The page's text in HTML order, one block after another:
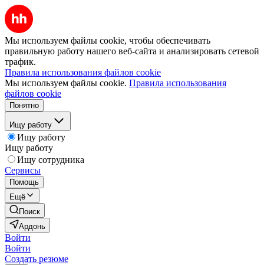
Мы используем файлы cookie, чтобы обеспечивать
правильную работу нашего веб-сайта и анализировать сетевой
трафик.
Правила использования файлов cookie
Мы используем файлы cookie. Правила использования
файлов cookie
Понятно
Ищу работу
Ищу работу
Ищу работу
Ищу сотрудника
Сервисы
Помощь
Ещё
Поиск
Ардонь
Войти
Войти
Создать резюме